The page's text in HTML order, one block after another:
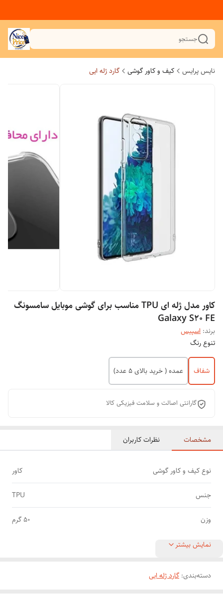
جستجو
نایس پرایس کیف و کاور گوشی گارد ژله ایی
کاور مدل ژله ای TPU مناسب برای گوشی موبایل سامسونگ
Galaxy S20 FE
برند: اسپیس
تنوع رنگ
شفاف عمده ( خرید بالای 5 عدد)
گارانتی اصالت و سلامت فیزیکی کالا
مشخصات نظرات کاربران
نوع کیف و کاور گوشی کاور
جنس TPU
وزن 50 گرم
نمایش بیشتر
دسته‌بندی: گارد ژله ایی